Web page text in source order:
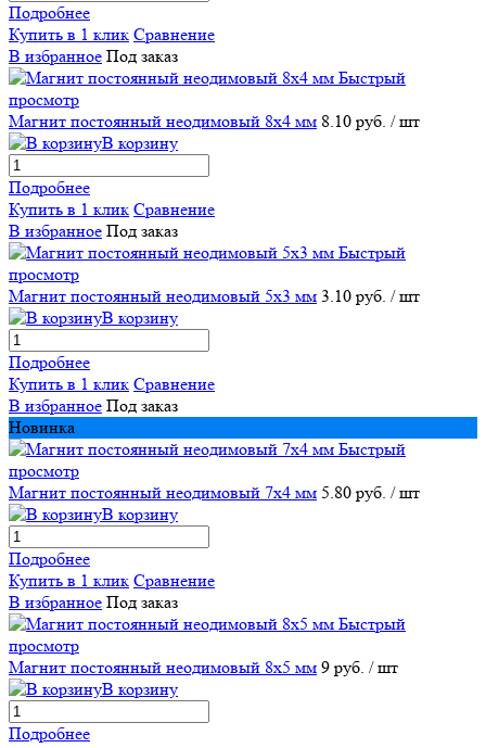
Подробнее
Купить в 1 клик Сравнение
В избранное Под заказ
Быстрый
просмотр
Магнит постоянный неодимовый 8х4 мм 8.10 руб. / шт
В корзину
Подробнее
Купить в 1 клик Сравнение
В избранное Под заказ
Быстрый
просмотр
Магнит постоянный неодимовый 5х3 мм 3.10 руб. / шт
В корзину
Подробнее
Купить в 1 клик Сравнение
В избранное Под заказ
Новинка
Быстрый
просмотр
Магнит постоянный неодимовый 7х4 мм 5.80 руб. / шт
В корзину
Подробнее
Купить в 1 клик Сравнение
В избранное Под заказ
Быстрый
просмотр
Магнит постоянный неодимовый 8х5 мм 9 руб. / шт
В корзину
Подробнее